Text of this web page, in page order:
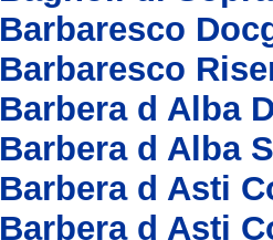
Barbaresco
Barbaresco
Barbera d Alba
Barbera d Alba
Barbera d Asti
Barbera d Asti